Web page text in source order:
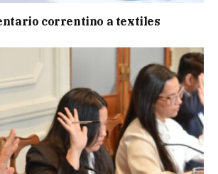
correntino a textiles